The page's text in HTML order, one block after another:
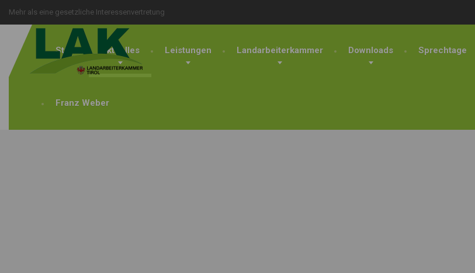
Mehr als eine gesetzliche Interessenvertretung
Start Aktuelles Leistungen Landarbeiterkammer Downloads Sprechtage
Franz Weber